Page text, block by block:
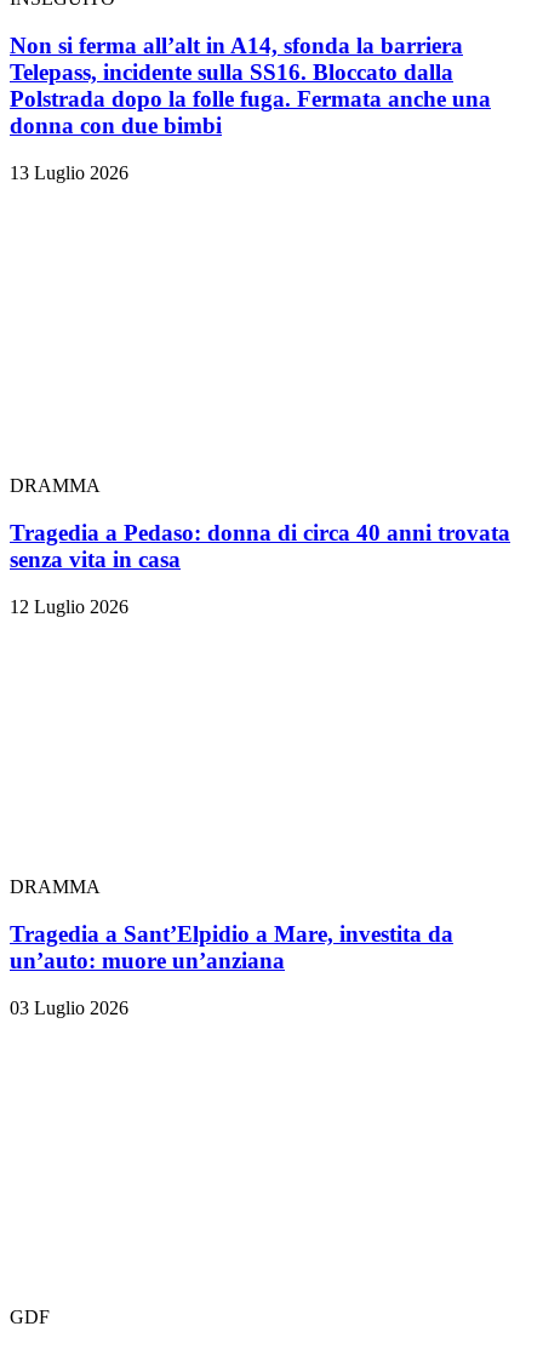
Non si ferma all’alt in A14, sfonda la barriera
Telepass, incidente sulla SS16. Bloccato dalla
Polstrada dopo la folle fuga. Fermata anche una
donna con due bimbi
13 Luglio 2026
DRAMMA
Tragedia a Pedaso: donna di circa 40 anni trovata
senza vita in casa
12 Luglio 2026
DRAMMA
Tragedia a Sant’Elpidio a Mare, investita da
un’auto: muore un’anziana
03 Luglio 2026
GDF